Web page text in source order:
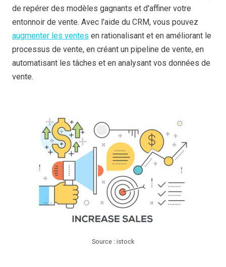
de repérer des modèles gagnants et d'affiner votre
entonnoir de vente. Avec l'aide du CRM, vous pouvez
augmenter les ventes en rationalisant et en améliorant le
processus de vente, en créant un pipeline de vente, en
automatisant les tâches et en analysant vos données de
vente.
Source : istock